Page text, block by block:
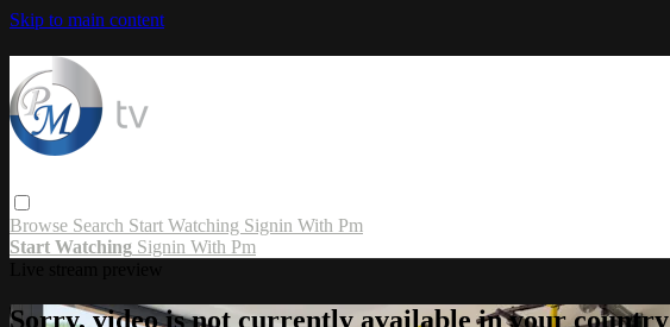
Skip to main content
Browse Search Start Watching Signin With Pm
Start Watching Signin With Pm
Sorry, video is not currently available in your country